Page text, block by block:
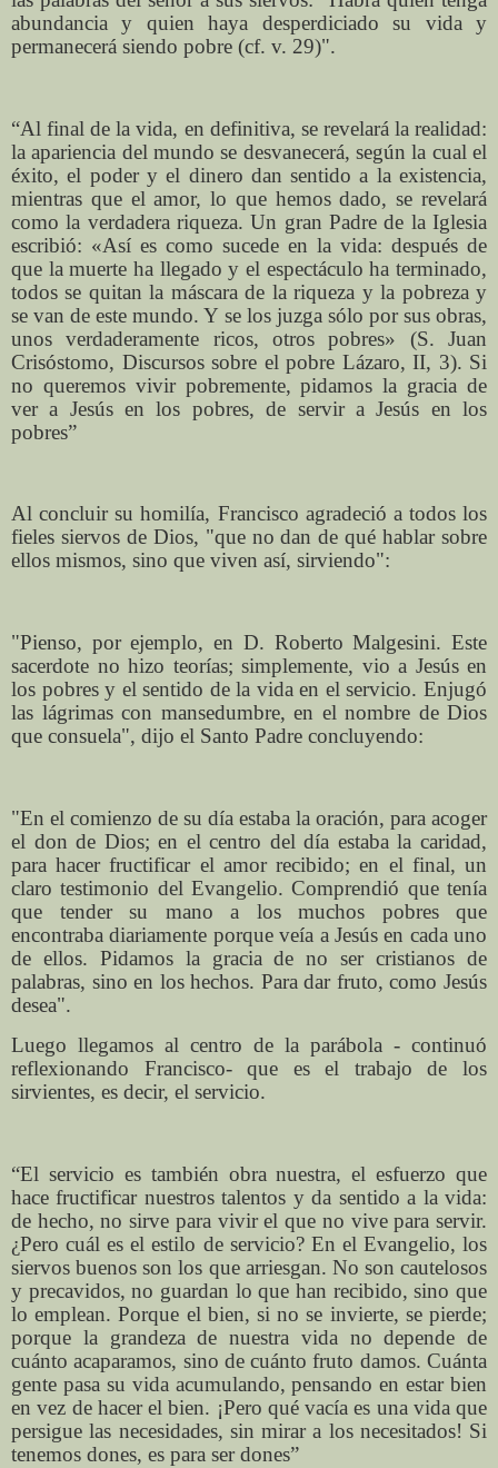
abundancia y quien haya desperdiciado su vida y
permanecerá siendo pobre (cf. v. 29)".
“Al final de la vida, en definitiva, se revelará la realidad:
la apariencia del mundo se desvanecerá, según la cual el
éxito, el poder y el dinero dan sentido a la existencia,
mientras que el amor, lo que hemos dado, se revelará
como la verdadera riqueza. Un gran Padre de la Iglesia
escribió: «Así es como sucede en la vida: después de
que la muerte ha llegado y el espectáculo ha terminado,
todos se quitan la máscara de la riqueza y la pobreza y
se van de este mundo. Y se los juzga sólo por sus obras,
unos verdaderamente ricos, otros pobres» (S. Juan
Crisóstomo, Discursos sobre el pobre Lázaro, II, 3). Si
no queremos vivir pobremente, pidamos la gracia de
ver a Jesús en los pobres, de servir a Jesús en los
pobres”
Al concluir su homilía, Francisco agradeció a todos los
fieles siervos de Dios, "que no dan de qué hablar sobre
ellos mismos, sino que viven así, sirviendo":
"Pienso, por ejemplo, en D. Roberto Malgesini. Este
sacerdote no hizo teorías; simplemente, vio a Jesús en
los pobres y el sentido de la vida en el servicio. Enjugó
las lágrimas con mansedumbre, en el nombre de Dios
que consuela", dijo el Santo Padre concluyendo:
"En el comienzo de su día estaba la oración, para acoger
el don de Dios; en el centro del día estaba la caridad,
para hacer fructificar el amor recibido; en el final, un
claro testimonio del Evangelio. Comprendió que tenía
que tender su mano a los muchos pobres que
encontraba diariamente porque veía a Jesús en cada uno
de ellos. Pidamos la gracia de no ser cristianos de
palabras, sino en los hechos. Para dar fruto, como Jesús
desea".
Luego llegamos al centro de la parábola - continuó
reflexionando Francisco- que es el trabajo de los
sirvientes, es decir, el servicio.
“El servicio es también obra nuestra, el esfuerzo que
hace fructificar nuestros talentos y da sentido a la vida:
de hecho, no sirve para vivir el que no vive para servir.
¿Pero cuál es el estilo de servicio? En el Evangelio, los
siervos buenos son los que arriesgan. No son cautelosos
y precavidos, no guardan lo que han recibido, sino que
lo emplean. Porque el bien, si no se invierte, se pierde;
porque la grandeza de nuestra vida no depende de
cuánto acaparamos, sino de cuánto fruto damos. Cuánta
gente pasa su vida acumulando, pensando en estar bien
en vez de hacer el bien. ¡Pero qué vacía es una vida que
persigue las necesidades, sin mirar a los necesitados! Si
tenemos dones, es para ser dones”